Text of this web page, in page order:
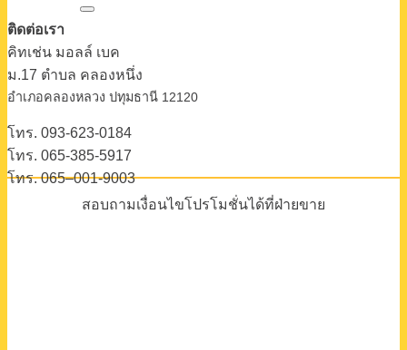
ติดต่อเรา
คิทเช่น มอลล์ เบค
ม.17 ตําบล คลองหนึ่ง
อําเภอคลองหลวง ปทุมธานี 12120
โทร. 093-623-0184
โทร. 065-385-5917
โทร. 065–001-9003
สอบถามเงื่อนไขโปรโมชั่นได้ที่ฝ่ายขาย